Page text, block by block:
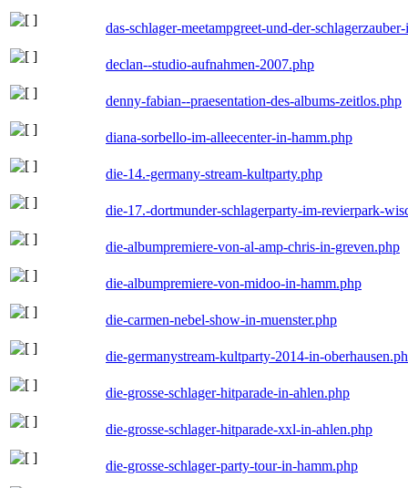
das-schlager-meetampgreet-und-der-
declan--studio-aufnahmen-2007.php
denny-fabian--praesentation-des-albums-zeitlos.php
diana-sorbello-im-alleecenter-in-hamm.php
die-14.-germany-stream-kultparty.php
die-17.-dortmunder-schlagerparty-im-revierpark-
die-albumpremiere-von-al-amp-chris-in-greven.php
die-albumpremiere-von-midoo-in-hamm.php
die-carmen-nebel-show-in-muenster.php
die-germanystream-kultparty-2014-in-
die-grosse-schlager-hitparade-in-ahlen.php
die-grosse-schlager-hitparade-xxl-in-ahlen.php
die-grosse-schlager-party-tour-in-hamm.php